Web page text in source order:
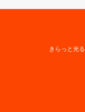
きらっと光